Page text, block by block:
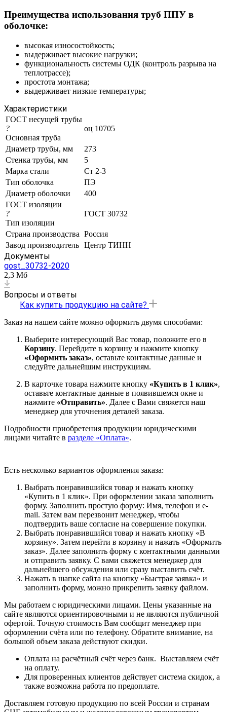
Преимущества использования труб ППУ в
оболочке:
высокая износостойкость;
выдерживает высокие нагрузки;
функциональность системы ОДК (контроль разрыва на
теплотрассе);
простота монтажа;
выдерживает низкие температуры;
Характеристики
ГОСТ несущей трубы
?
Основная труба
оц 10705
Диаметр трубы, мм
273
Стенка трубы, мм
5
Марка стали
Ст 2-3
Тип оболочка
ПЭ
Диаметр оболочки
400
ГОСТ изоляции
?
Тип изоляции
ГОСТ 30732
Страна производства Россия
Завод производитель Центр ТИНН
Документы
gost_30732-2020
2,3 Мб
Вопросы и ответы
Как купить продукцию на сайте?
Заказ на нашем сайте можно оформить двумя способами:
Выберите интересующий Вас товар, положите его в
Корзину. Перейдите в корзину и нажмите кнопку
«Оформить заказ», оставьте контактные данные и
следуйте дальнейшим инструкциям.
В карточке товара нажмите кнопку «Купить в 1 клик»,
оставьте контактные данные в появившемся окне и
нажмите «Отправить». Далее с Вами свяжется наш
менеджер для уточнения деталей заказа.
Подробности приобретения продукции юридическими
лицами читайте в разделе «Оплата».
Есть несколько вариантов оформления заказа:
Выбрать понравившийся товар и нажать кнопку
«Купить в 1 клик». При оформлении заказа заполнить
форму. Заполнить простую форму: Имя, телефон и e-
mail. Затем вам перезвонит менеджер, чтобы
подтвердить ваше согласие на совершение покупки.
Выбрать понравившийся товар и нажать кнопку «В
корзину». Затем перейти в корзину и нажать «Оформить
заказ». Далее заполнить форму с контактными данными
и отправить заявку. С вами свяжется менеджер для
дальнейшего обсуждения или сразу выставить счёт.
Нажать в шапке сайта на кнопку «Быстрая заявка» и
заполнить форму, можно прикрепить заявку файлом.
Мы работаем с юридическими лицами. Цены указанные на
сайте являются ориентировочными и не являются публичной
офертой. Точную стоимость Вам сообщит менеджер при
оформлении счёта или по телефону. Обратите внимание, на
большой объем заказа действуют скидки.
Оплата на расчётный счёт через банк. Выставляем счёт
на оплату.
Для проверенных клиентов действует система скидок, а
также возможна работа по предоплате.
Доставляем готовую продукцию по всей России и странам